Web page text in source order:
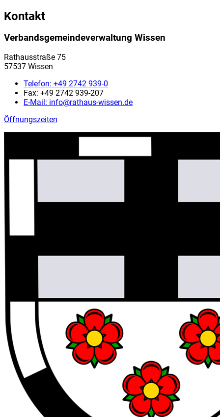
Kontakt
Verbandsgemeindeverwaltung Wissen
Rathausstraße 75
57537 Wissen
Telefon: +49 2742 939-0
Fax: +49 2742 939-207
E-Mail: info@rathaus-wissen.de
Öffnungszeiten